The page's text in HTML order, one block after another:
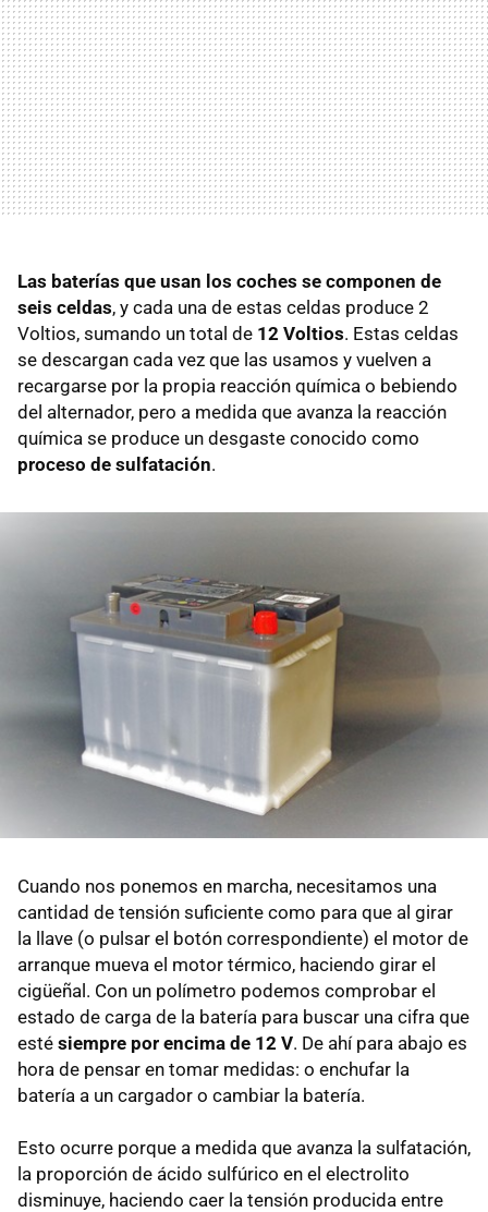
Las baterías que usan los coches se componen de
seis celdas, y cada una de estas celdas produce 2
Voltios, sumando un total de 12 Voltios. Estas celdas
se descargan cada vez que las usamos y vuelven a
recargarse por la propia reacción química o bebiendo
del alternador, pero a medida que avanza la reacción
química se produce un desgaste conocido como
proceso de sulfatación.
Cuando nos ponemos en marcha, necesitamos una
cantidad de tensión suficiente como para que al girar
la llave (o pulsar el botón correspondiente) el motor de
arranque mueva el motor térmico, haciendo girar el
cigüeñal. Con un polímetro podemos comprobar el
estado de carga de la batería para buscar una cifra que
esté siempre por encima de 12 V. De ahí para abajo es
hora de pensar en tomar medidas: o enchufar la
batería a un cargador o cambiar la batería.
Esto ocurre porque a medida que avanza la sulfatación,
la proporción de ácido sulfúrico en el electrolito
disminuye, haciendo caer la tensión producida entre